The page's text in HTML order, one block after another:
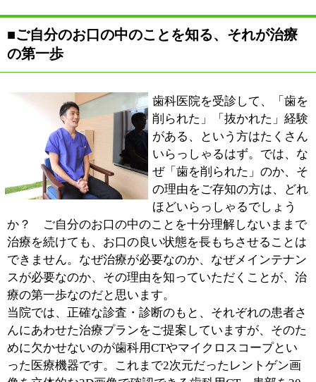
えられる治療法をいくつかご提案して。その時、その方
にとっての「ベストな治療」を、ご一緒に考えていきた
いと思います。
虫歯の治療であっても、インプラントであっても、いず
態を「いかに長もちさせるか」ということです。患者さ
んの10年先、20年先を見据え、治療をすること・しない
ことのリスクまで考えて。1人の患者さんを「生涯を通
して診ていく」という気持ちで、責任ある治療をしたい
と思っています。
■これから受診される患者さんへ
『はたなか歯科クリニック』は、東武スカイツリーライ
ン「鐘ヶ淵駅」東口を出て、すぐの場所にあります。平
日は夜7時半まで、土曜日も午後5時まで診療しています
ので、会社帰りなどにも無理なく通院していただけるの
ではないでしょうか。
「痛い所だけを治す」といった、その場しのぎの治療を
続けていては、大切な歯を守ることはできません。まず
は、ご自分のお口の中のことを知ることから始めて、治
療からメインテナンス（予防）へと意識を向けていただ
きたいと思います。
※上記記事は2017年10月に取材したものです。
時間の経過による変化があることをご了承ください。